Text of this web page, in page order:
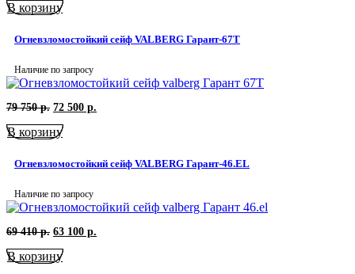
составляла
р..
р..
В корзину
Огневзломостойкий сейф VALBERG Гарант-67Т
Наличие по запросу
79 750р. Первоначальная
составляла
р..
72 500 р.
р..
В корзину
Огневзломостойкий сейф VALBERG Гарант-46.EL
Наличие по запросу
69 410р. Первоначальная
составляла
63 100 р.
В корзину